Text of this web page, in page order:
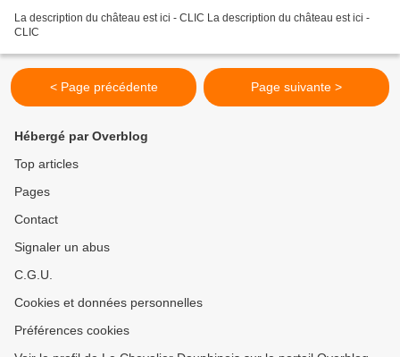
La description du château est ici - CLIC La description du château est ici -
CLIC
< Page précédente Page suivante >
Hébergé par Overblog
Top articles
Pages
Contact
Signaler un abus
C.G.U.
Cookies et données personnelles
Préférences cookies